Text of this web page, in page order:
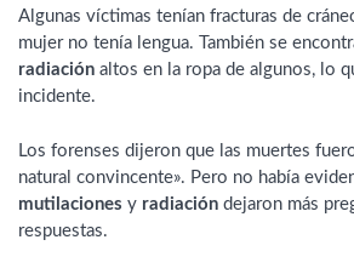
Algunas víctimas tenían fracturas de
mujer no tenía lengua. También se
radiación altos en la ropa de algunos, lo
incidente.
Los forenses dijeron que las muertes
natural convincente». Pero no había
mutilaciones y radiación dejaron más
respuestas.